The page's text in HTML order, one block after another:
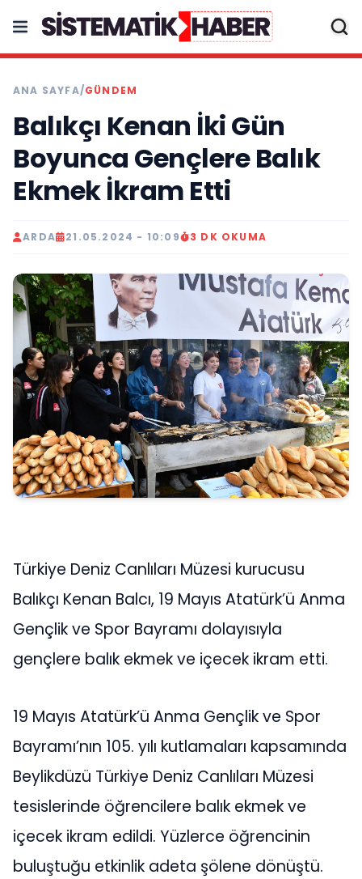
ANA SAYFA/GÜNDEM
Balıkçı Kenan İki Gün
Boyunca Gençlere Balık
Ekmek İkram Etti
ARDA 21.05.2024 - 10:09 3 DK OKUMA
Türkiye Deniz Canlıları Müzesi kurucusu
Balıkçı Kenan Balcı, 19 Mayıs Atatürk’ü Anma
Gençlik ve Spor Bayramı dolayısıyla
gençlere balık ekmek ve içecek ikram etti.
19 Mayıs Atatürk’ü Anma Gençlik ve Spor
Bayramı’nın 105. yılı kutlamaları kapsamında
Beylikdüzü Türkiye Deniz Canlıları Müzesi
tesislerinde öğrencilere balık ekmek ve
içecek ikram edildi. Yüzlerce öğrencinin
buluştuğu etkinlik adeta şölene dönüştü.